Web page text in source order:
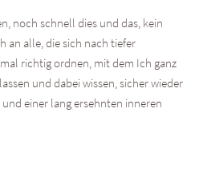
noch schnell dies und das, kein
an alle, die sich nach tiefer
richtig ordnen, mit dem Ich ganz
und dabei wissen, sicher wieder
einer lang ersehnten inneren